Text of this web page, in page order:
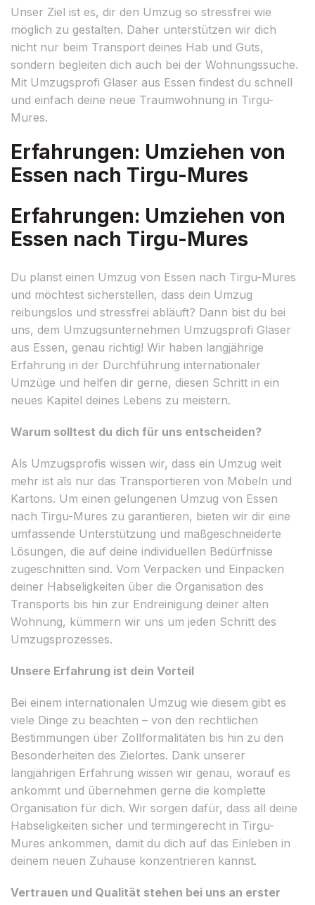
Unser Ziel ist es, dir den Umzug so stressfrei wie
möglich zu gestalten. Daher unterstützen wir dich
nicht nur beim Transport deines Hab und Guts,
sondern begleiten dich auch bei der Wohnungssuche.
Mit Umzugsprofi Glaser aus Essen findest du schnell
und einfach deine neue Traumwohnung in Tirgu-
Mures.
Erfahrungen: Umziehen von
Essen nach Tirgu-Mures
Erfahrungen: Umziehen von
Essen nach Tirgu-Mures
Du planst einen Umzug von Essen nach Tirgu-Mures
und möchtest sicherstellen, dass dein Umzug
reibungslos und stressfrei abläuft? Dann bist du bei
uns, dem Umzugsunternehmen Umzugsprofi Glaser
aus Essen, genau richtig! Wir haben langjährige
Erfahrung in der Durchführung internationaler
Umzüge und helfen dir gerne, diesen Schritt in ein
neues Kapitel deines Lebens zu meistern.
Warum solltest du dich für uns entscheiden?
Als Umzugsprofis wissen wir, dass ein Umzug weit
mehr ist als nur das Transportieren von Möbeln und
Kartons. Um einen gelungenen Umzug von Essen
nach Tirgu-Mures zu garantieren, bieten wir dir eine
umfassende Unterstützung und maßgeschneiderte
Lösungen, die auf deine individuellen Bedürfnisse
zugeschnitten sind. Vom Verpacken und Einpacken
deiner Habseligkeiten über die Organisation des
Transports bis hin zur Endreinigung deiner alten
Wohnung, kümmern wir uns um jeden Schritt des
Umzugsprozesses.
Unsere Erfahrung ist dein Vorteil
Bei einem internationalen Umzug wie diesem gibt es
viele Dinge zu beachten – von den rechtlichen
Bestimmungen über Zollformalitäten bis hin zu den
Besonderheiten des Zielortes. Dank unserer
langjährigen Erfahrung wissen wir genau, worauf es
ankommt und übernehmen gerne die komplette
Organisation für dich. Wir sorgen dafür, dass all deine
Habseligkeiten sicher und termingerecht in Tirgu-
Mures ankommen, damit du dich auf das Einleben in
deinem neuen Zuhause konzentrieren kannst.
Vertrauen und Qualität stehen bei uns an erster